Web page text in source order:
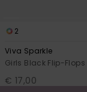
2
Viva Sparkle
Girls Black Flip-Flops
€ 17,00